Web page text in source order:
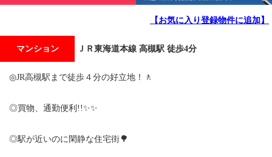
【お気に入り登録物件に追加】
マンション ＪＲ東海道本線 高槻駅 徒歩4分
◎JR高槻駅まで徒歩４分の好立地！🚶
◎買物、通勤便利!!✨✨
◎駅が近いのに閑静な住宅街🌳